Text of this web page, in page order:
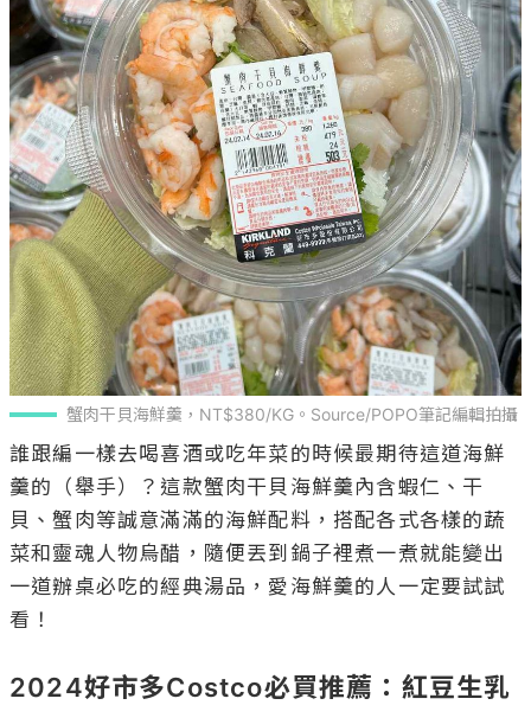
蟹肉干貝海鮮羹，NT$380/KG。Source/POPO筆記編輯拍攝
誰跟編一樣去喝喜酒或吃年菜的時候最期待這道海鮮
羹的（舉手）？這款蟹肉干貝海鮮羹內含蝦仁、干
貝、蟹肉等誠意滿滿的海鮮配料，搭配各式各樣的蔬
菜和靈魂人物烏醋，隨便丟到鍋子裡煮一煮就能變出
一道辦桌必吃的經典湯品，愛海鮮羹的人一定要試試
看！
2024好市多Costco必買推薦：紅豆生乳